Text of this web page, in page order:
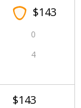
$143
0
4
$143